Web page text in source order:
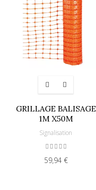
GRILLAGE BALISAGE
1M X50M
Signalisation
59,94 €